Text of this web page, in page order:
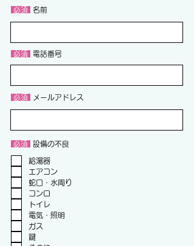
​ 必須 ​名前
​ 必須 ​電話番号
​ 必須 ​ メールアドレス
​ 必須 設備の不良
給湯器
エアコン
蛇口・水周り
コンロ
トイレ
電気・照明
ガス
鍵